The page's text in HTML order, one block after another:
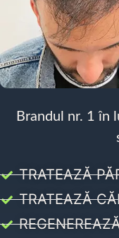
Brandul nr. 1 în
TRATEAZĂ
TRATEAZĂ